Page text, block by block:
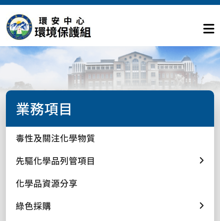
業務項目
毒性及關注化學物質
先驅化學品列管項目
化學品資源分享
綠色採購